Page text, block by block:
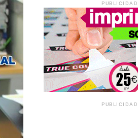
PUBLICIDAD
PUBLICIDAD